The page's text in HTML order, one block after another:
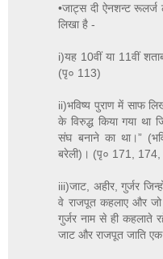
•जाट्स दी ऐनशन्ट
लिखा है -
i)यह 10वीं या 11वीं
(पृ० 113)
ii)भविष्य पुराण में साफ
के विरुद्ध किया गया था
संघ बनाने का था।”
बरेली)। (पृ० 171,
iii)जाट, अहीर, गुर्जर
वे राजपूत कहलाए और
गुर्जर नाम से ही कहलाते
जाट और राजपूत जाति